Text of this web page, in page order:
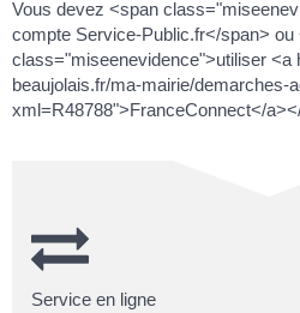
Vous devez <span
compte Service-Public.fr</span> ou
class="miseenevidence">utiliser <a
beaujolais.fr/ma-mairie/demarches-
xml=R48788">FranceConnect</
Service en ligne